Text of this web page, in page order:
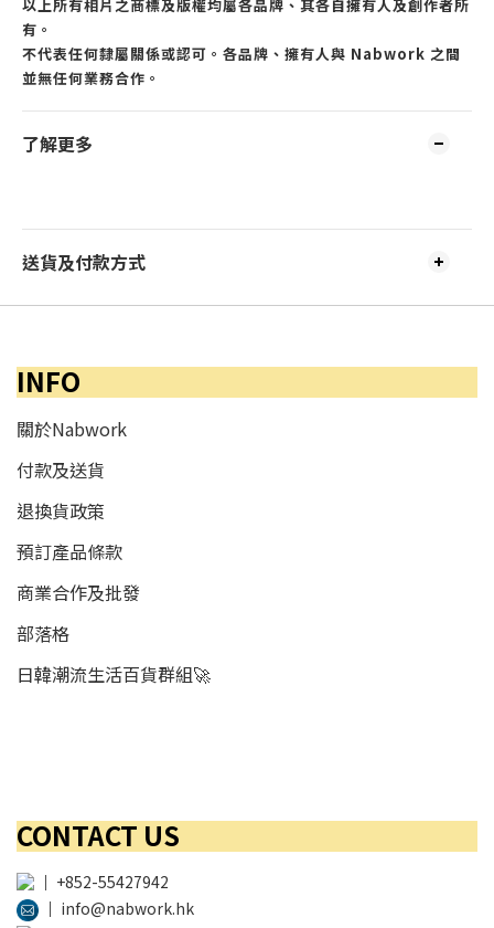
以上所有相片之商標及版權均屬各品牌、其各自擁有人及創作者所
有。
不代表任何隸屬關係或認可。各品牌、擁有人與 Nabwork 之間
並無任何業務合作。
了解更多
送貨及付款方式
INFO
關於Nabwork
付款及送貨
退換貨政策
預訂產品條款
商業合作及批發
部落格
日韓潮流生活百貨群組🚀
CONTACT US
│ +852-55427942
│ info@nabwork.hk